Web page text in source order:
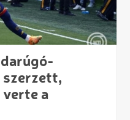
szerzett,
a